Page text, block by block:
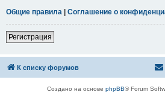
Общие правила | Соглашение о
Регистрация
К списку форумов
Создано на основе phpBB® Forum